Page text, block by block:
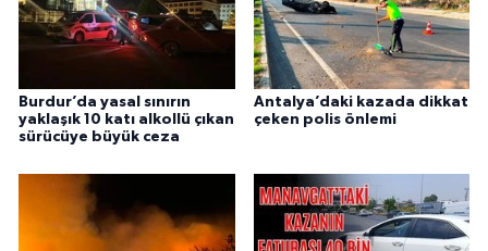
Burdur’da yasal sınırın
yaklaşık 10 katı alkollü çıkan
sürücüye büyük ceza
Antalya’daki kazada dikkat
çeken polis önlemi